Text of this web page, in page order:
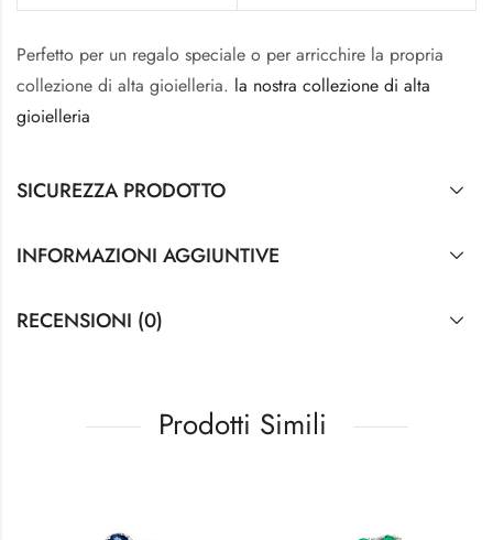
Perfetto per un regalo speciale o per arricchire la propria
collezione di alta gioielleria. la nostra collezione di alta
gioielleria
SICUREZZA PRODOTTO
INFORMAZIONI AGGIUNTIVE
RECENSIONI (0)
Prodotti Simili